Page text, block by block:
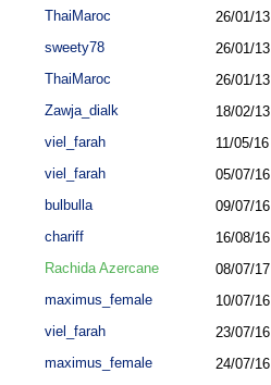
ThaiMaroc 26/01/13
sweety78 26/01/13
ThaiMaroc 26/01/13
Zawja_dialk 18/02/13
viel_farah 11/05/16
viel_farah 05/07/16
bulbulla 09/07/16
chariff 16/08/16
Rachida Azercane 08/07/17
maximus_female 10/07/16
viel_farah 23/07/16
maximus_female 24/07/16